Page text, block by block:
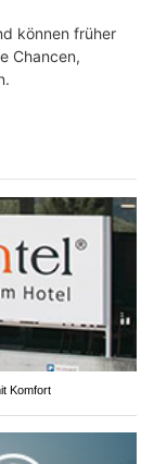
können früher
Chancen,
Komfort